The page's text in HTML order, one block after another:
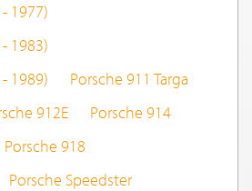
1977)
1983)
1989)
Porsche 911 Targa
912E
Porsche 914
Porsche 918
Porsche Speedster